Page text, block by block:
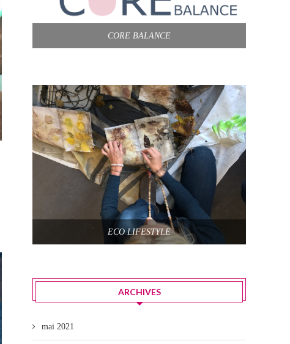
CORE BALANCE
ECO LIFESTYLE
ARCHIVES
mai 2021